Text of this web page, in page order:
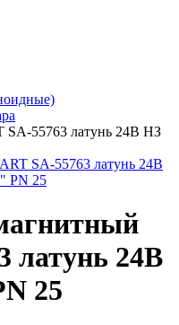
SA-55763 латунь 24В НЗ
латунь 24В
25